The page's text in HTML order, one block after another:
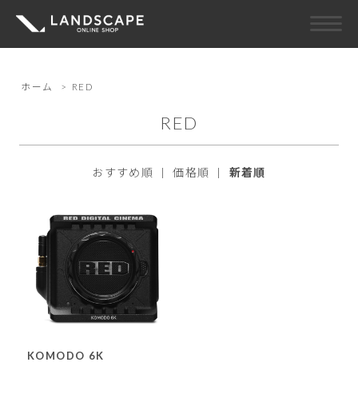
ホーム > RED
RED
おすすめ順 |価格順 | 新着順
KOMODO 6K